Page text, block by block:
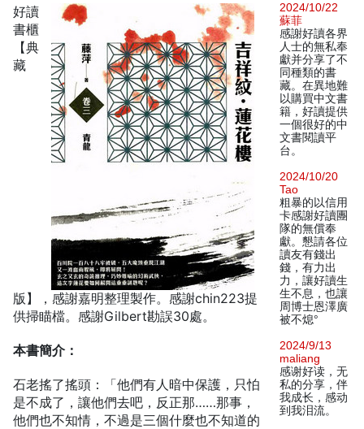
好讀
書櫃
【典
藏
版】，感謝嘉明整理製作。感謝chin223提
供掃瞄檔。感謝Gilbert勘誤30處。
本書簡介：
石老搖了搖頭：「他們有人暗中保護，只怕
是不成了，讓他們去吧，反正那……那事，
他們也不知情，不過是三個什麼也不知道的
2024/10/22
蘇菲
感謝好讀各界
人士的無私奉
獻并分享了不
同種類的書
藏。在異地難
以購買中文書
籍，好讀提供
一個很好的中
文書閱讀平
台。
2024/10/20
Tao
粗暴的以信用
卡感謝好讀團
隊的無償奉
獻。懇請各位
讀友有錢出
錢，有力出
力，讓好讀生
生不息，也讓
周博士恩澤廣
被不熄°
2024/9/13
maliang
感谢好读，无
私的分享，伴
我成长，感动
到我泪流。